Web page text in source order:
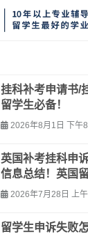
挂科补考申请书/
留学生必备！
2026年8月1日 下午
英国补考挂科申
信息总结！英国
2026年7月28日 上
留学生申诉失败